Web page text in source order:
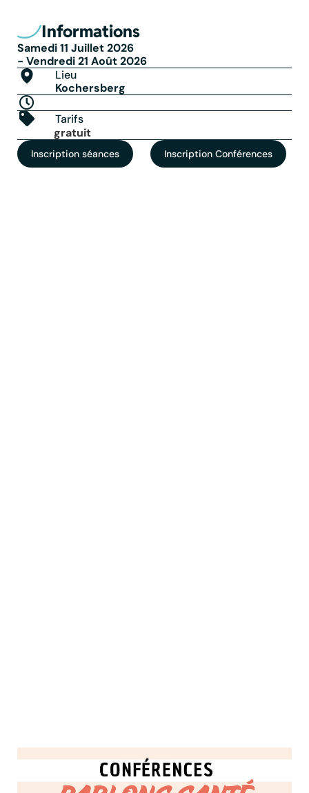
Informations
Samedi 11 Juillet 2026
- Vendredi 21 Août 2026
Lieu
Kochersberg
Tarifs
gratuit
Inscription séances Inscription Conférences